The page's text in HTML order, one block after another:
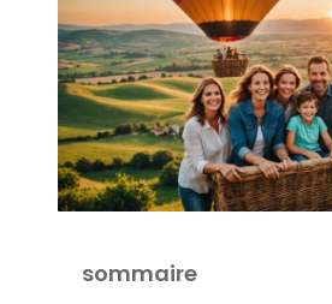
sommaire